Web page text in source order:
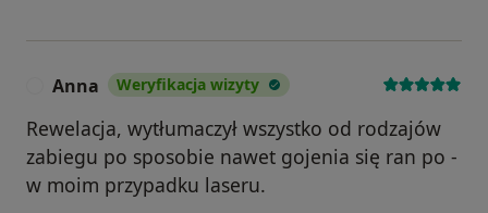
Anna Weryfikacja wizyty
Rewelacja, wytłumaczył wszystko od rodzajów
zabiegu po sposobie nawet gojenia się ran po -
w moim przypadku laseru.